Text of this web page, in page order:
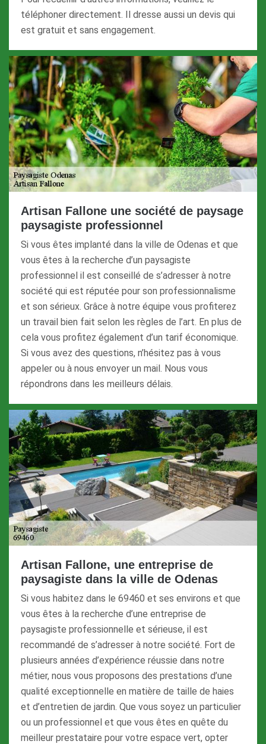
téléphoner directement. Il dresse aussi un devis qui
est gratuit et sans engagement.
Artisan Fallone une société de paysage
paysagiste professionnel
Si vous êtes implanté dans la ville de Odenas et que
vous êtes à la recherche d’un paysagiste
professionnel il est conseillé de s’adresser à notre
société qui est réputée pour son professionnalisme
et son sérieux. Grâce à notre équipe vous profiterez
un travail bien fait selon les règles de l’art. En plus de
cela vous profitez également d’un tarif économique.
Si vous avez des questions, n’hésitez pas à vous
appeler ou à nous envoyer un mail. Nous vous
répondrons dans les meilleurs délais.
Artisan Fallone, une entreprise de
paysagiste dans la ville de Odenas
Si vous habitez dans le 69460 et ses environs et que
vous êtes à la recherche d’une entreprise de
paysagiste professionnelle et sérieuse, il est
recommandé de s’adresser à notre société. Fort de
plusieurs années d’expérience réussie dans notre
métier, nous vous proposons des prestations d’une
qualité exceptionnelle en matière de taille de haies
et d’entretien de jardin. Que vous soyez un particulier
ou un professionnel et que vous êtes en quête du
meilleur prestataire pour votre espace vert, opter